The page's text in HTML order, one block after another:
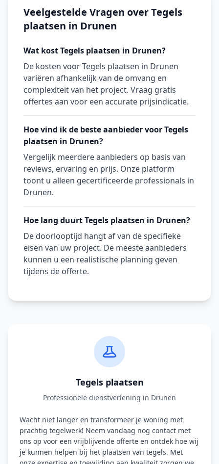
Veelgestelde Vragen over Tegels
plaatsen in Drunen
Wat kost Tegels plaatsen in Drunen?
De kosten voor Tegels plaatsen in Drunen
variëren afhankelijk van de omvang en
complexiteit van het project. Vraag gratis
offertes aan voor een accurate prijsindicatie.
Hoe vind ik de beste aanbieder voor Tegels
plaatsen in Drunen?
Vergelijk meerdere aanbieders op basis van
reviews, ervaring en prijs. Onze platform
toont u alleen gecertificeerde professionals in
Drunen.
Hoe lang duurt Tegels plaatsen in Drunen?
De doorlooptijd hangt af van de specifieke
eisen van uw project. De meeste aanbieders
kunnen u een realistische planning geven
tijdens de offerte.
Tegels plaatsen
Professionele dienstverlening in Drunen
Wacht niet langer en transformeer je woning met
prachtig tegelwerk! Neem vandaag nog contact met
ons op voor een vrijblijvende offerte en ontdek hoe wij
je kunnen helpen bij het plaatsen van tegels. Met